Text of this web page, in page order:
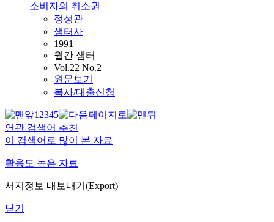
소비자의 취소권
정성관
샘터사
1991
월간 샘터
Vol.22 No.2
원문보기
복사/대출신청
12345
연관 검색어 추천
이 검색어로 많이 본 자료
활용도 높은 자료
서지정보 내보내기(Export)
닫기